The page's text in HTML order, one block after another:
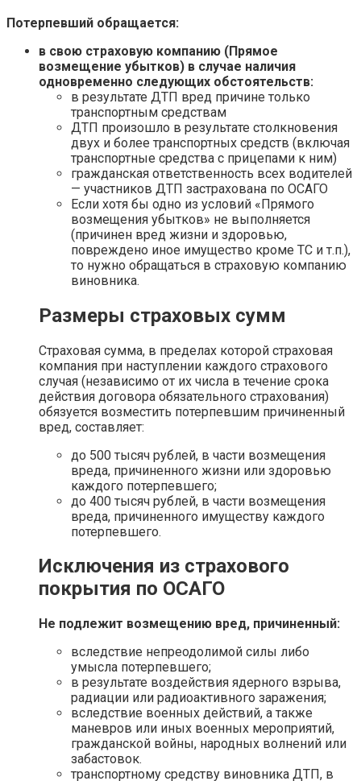
Потерпевший обращается:
в свою страховую компанию (Прямое
возмещение убытков) в случае наличия
одновременно следующих обстоятельств:
в результате ДТП вред причине только
транспортным средствам
ДТП произошло в результате столкновения
двух и более транспортных средств (включая
транспортные средства с прицепами к ним)
гражданская ответственность всех водителей
— участников ДТП застрахована по ОСАГО
Если хотя бы одно из условий «Прямого
возмещения убытков» не выполняется
(причинен вред жизни и здоровью,
повреждено иное имущество кроме ТС и т.п.),
то нужно обращаться в страховую компанию
виновника.
Размеры страховых сумм
Страховая сумма, в пределах которой страховая
компания при наступлении каждого страхового
случая (независимо от их числа в течение срока
действия договора обязательного страхования)
обязуется возместить потерпевшим причиненный
вред, составляет:
до 500 тысяч рублей, в части возмещения
вреда, причиненного жизни или здоровью
каждого потерпевшего;
до 400 тысяч рублей, в части возмещения
вреда, причиненного имуществу каждого
потерпевшего.
Исключения из страхового
покрытия по ОСАГО
Не подлежит возмещению вред, причиненный:
вследствие непреодолимой силы либо
умысла потерпевшего;
в результате воздействия ядерного взрыва,
радиации или радиоактивного заражения;
вследствие военных действий, а также
маневров или иных военных мероприятий,
гражданской войны, народных волнений или
забастовок.
транспортному средству виновника ДТП, в